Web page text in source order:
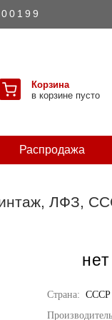
Корзина
в корзине пусто
Распродажа
ЛФЗ,
Страна: СССР